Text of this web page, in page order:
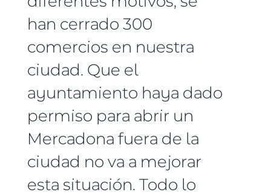
han cerrado 300
comercios en nuestra
ciudad. Que el
ayuntamiento haya dado
permiso para abrir un
Mercadona fuera de la
ciudad no va a mejorar
esta situación. Todo lo